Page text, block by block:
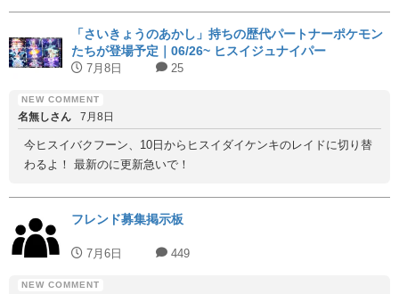
「さいきょうのあかし」持ちの歴代パートナーポケモン
たちが登場予定｜06/26~ ヒスイジュナイパー
7月8日 25
名無しさん 7月8日
今ヒスイバクフーン、10日からヒスイダイケンキのレイドに切り替
わるよ！ 最新のに更新急いで！
フレンド募集掲示板
7月6日 449